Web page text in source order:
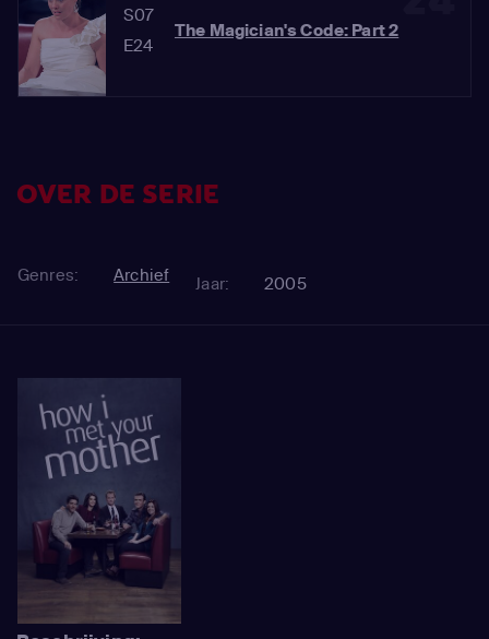
S07
E24
The Magician's Code: Part 2
OVER DE SERIE
Genres: Archief Jaar: 2005